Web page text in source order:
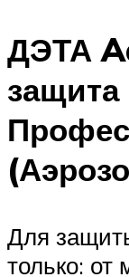
ДЭТА
защита
Для
только: от